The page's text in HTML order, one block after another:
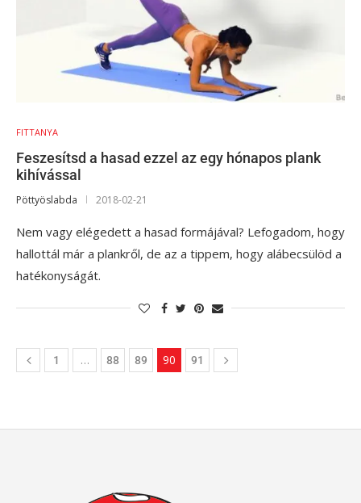
FITTANYA
Feszesítsd a hasad ezzel az egy hónapos plank
kihívással
Pöttyöslabda 2018-02-21
Nem vagy elégedett a hasad formájával? Lefogadom, hogy
hallottál már a plankről, de az a tippem, hogy alábecsülöd a
hatékonyságát.
1 … 88 89 90 91